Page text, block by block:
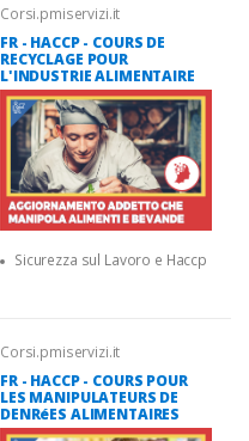
Corsi.pmiservizi.it
FR - HACCP - COURS DE
RECYCLAGE POUR
L'INDUSTRIE ALIMENTAIRE
Sicurezza sul Lavoro e Haccp
Corsi.pmiservizi.it
FR - HACCP - COURS POUR
LES MANIPULATEURS DE
DENRéES ALIMENTAIRES